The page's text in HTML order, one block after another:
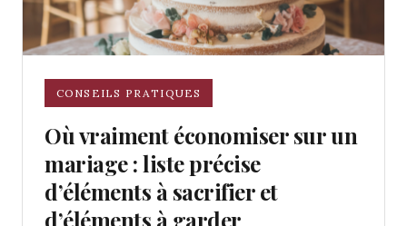
CONSEILS PRATIQUES
Où vraiment économiser sur un
mariage : liste précise
d’éléments à sacrifier et
d’éléments à garder